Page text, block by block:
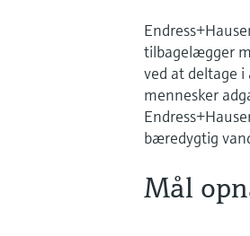
tilbagelægger
ved at deltage
mennesker
bæredygtig
Mål